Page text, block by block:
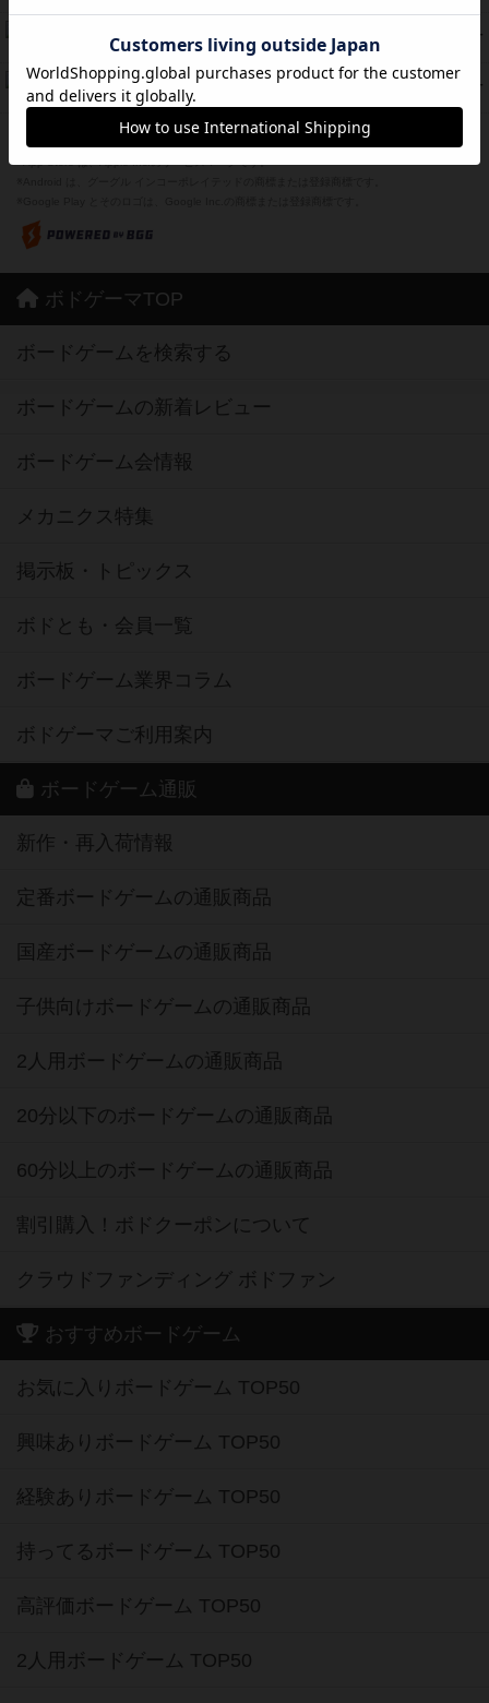
PT
紹介文なし 1件の投稿
37 PT
フリップ７：復讐心とともに
紹介文なし 2件の投稿
※Apple、Apple のロゴ は、米国および他の国々で登録されたApple Inc.の商標です。
ボドゲーマTOP
ボードゲームを検索する
ボードゲームの新着レビュー
ボードゲーム会情報
メカニクス特集
掲示板・トピックス
ボドとも・会員一覧
ボードゲーム業界コラム
ボドゲーマご利用案内
ボードゲーム通販
新作・再入荷情報
定番ボードゲームの通販商品
国産ボードゲームの通販商品
子供向けボードゲームの通販商品
2人用ボードゲームの通販商品
20分以下のボードゲームの通販商品
60分以上のボードゲームの通販商品
割引購入！ボドクーポンについて
クラウドファンディング ボドファン
おすすめボードゲーム
お気に入りボードゲーム TOP50
興味ありボードゲーム TOP50
経験ありボードゲーム TOP50
持ってるボードゲーム TOP50
高評価ボードゲーム TOP50
2人用ボードゲーム TOP50